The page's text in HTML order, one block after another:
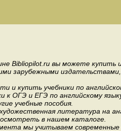
Bibliopilot.ru вы можете купить
зарубежными издательствами,
и купить учебники по
к ОГЭ и ЕГЭ по английскому
учебные пособия.
литература на
в нашем каталоге.
мы учитываем